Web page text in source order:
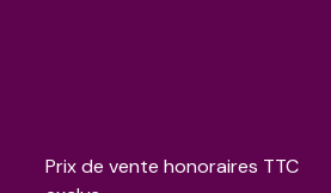
Prix de vente honoraires TTC